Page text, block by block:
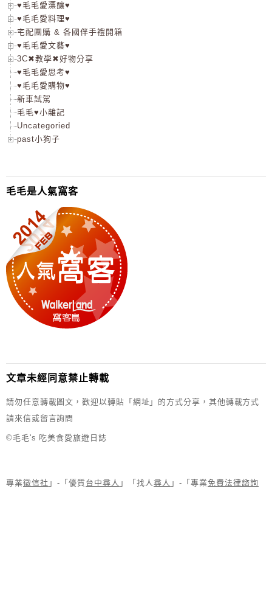
♥毛毛愛漂釀♥
♥毛毛愛料理♥
宅配團購 & 各國伴手禮開箱
♥毛毛愛文藝♥
3C✖教學✖好物分享
♥毛毛愛思考♥
♥毛毛愛購物♥
新車試駕
毛毛♥小雜記
Uncategoried
past小狗子
毛毛是人氣窩客
文章未經同意禁止轉載
請勿任意轉載圖文，歡迎以轉貼「網址」的方式分享，其他轉載方式
請來信或留言詢問
©毛毛's 吃美食愛旅遊日誌
專業徵信社 」-「優質台中尋人 」「找人尋人 」-「專業免費法律諮詢